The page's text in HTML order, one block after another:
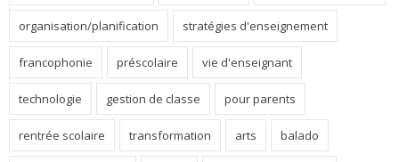
organisation/planification stratégies d'enseignement
francophonie préscolaire vie d'enseignant
technologie gestion de classe pour parents
rentrée scolaire transformation arts balado